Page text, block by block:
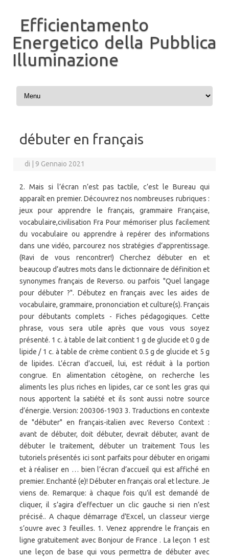
Efficientamento
Energetico della Pubblica
Illuminazione
Vai al contenuto
débuter en français
di 9 Gennaio 2021
2. Mais si l’écran n’est pas tactile, c’est le Bureau qui
apparaît en premier. Découvrez nos nombreuses rubriques :
jeux pour apprendre le français, grammaire Française,
vocabulaire,civilisation Fra Pour mémoriser plus facilement
du vocabulaire ou apprendre à repérer des informations
dans une vidéo, parcourez nos stratégies d’apprentissage.
(Ravi de vous rencontrer!) Cherchez débuter en et
beaucoup d’autres mots dans le dictionnaire de définition et
synonymes français de Reverso. ou parfois "Quel langage
pour débuter ?". Débutez en français avec les aides de
vocabulaire, grammaire, prononciation et culture(s). Français
pour débutants complets - Fiches pédagogiques. Cette
phrase, vous sera utile après que vous vous soyez
présenté. 1 c. à table de lait contient 1 g de glucide et 0 g de
lipide / 1 c. à table de crème contient 0.5 g de glucide et 5 g
de lipides. L’écran d’accueil, lui, est réduit à la portion
congrue. En alimentation cétogène, on recherche les
aliments les plus riches en lipides, car ce sont les gras qui
nous apportent la satiété et ils sont aussi notre source
d’énergie. Version: 200306-1903 3. Traductions en contexte
de "débuter" en français-italien avec Reverso Context :
avant de débuter, doit débuter, devrait débuter, avant de
débuter le traitement, débuter un traitement Tous les
tutoriels présentés ici sont parfaits pour débuter en origami
et à réaliser en … bien l’écran d’accueil qui est affiché en
premier. Enchanté (e)! Débuter en français oral et lecture. Je
viens de. Remarque: à chaque fois qu’il est demandé de
cliquer, il s’agira d’effectuer un clic gauche si rien n’est
précisé.. A chaque démarrage d’Excel, un classeur vierge
s’ouvre avec 3 feuilles. 1. Venez apprendre le français en
ligne gratuitement avec Bonjour de France . La leçon 1 est
une leçon de base qui vous permettra de débuter avec